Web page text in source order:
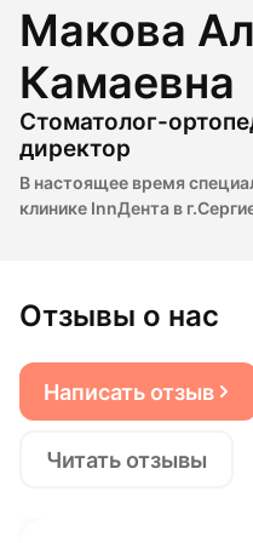
Макова
Камаевна
Стоматолог-
директор
В настоящее время
клинике InnДента в
Отзывы о нас
Написать отзыв
Читать отзывы